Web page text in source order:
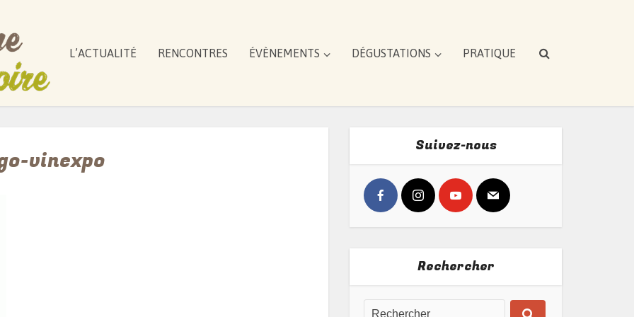
L’ACTUALITÉ RENCONTRES ÉVÈNEMENTS DÉGUSTATIONS PRATIQUE
vinexpo
Suivez-nous
Rechercher